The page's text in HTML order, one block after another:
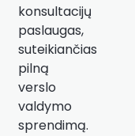
konsultacijų
paslaugas,
suteikiančias
pilną
verslo
valdymo
sprendimą.